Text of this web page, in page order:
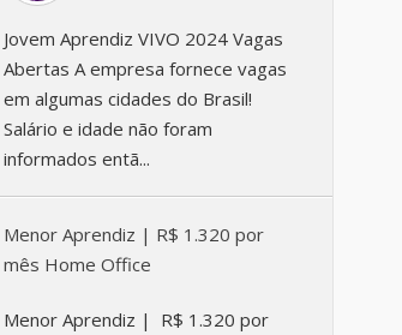
Jovem Aprendiz VIVO 2024 Vagas
Abertas A empresa fornece vagas
em algumas cidades do Brasil!
Salário e idade não foram
informados entã...
Menor Aprendiz | R$ 1.320 por
mês Home Office
Menor Aprendiz | R$ 1.320 por